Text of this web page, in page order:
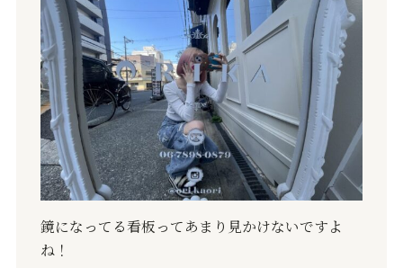
鏡になってる看板ってあまり見かけないですよ
ね！